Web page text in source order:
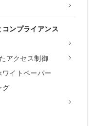
ンプライアンス
アクセス制御
イトペーパー
グ